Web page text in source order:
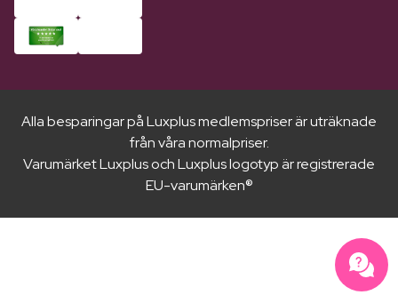
Alla besparingar på Luxplus medlemspriser är uträknade
från våra normalpriser.
Varumärket Luxplus och Luxplus logotyp är registrerade
EU-varumärken®